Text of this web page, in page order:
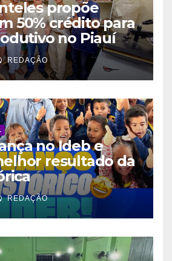
propõe
50% crédito para
no Piauí
REDAÇÃO
no Ideb e
resultado da
REDAÇÃO